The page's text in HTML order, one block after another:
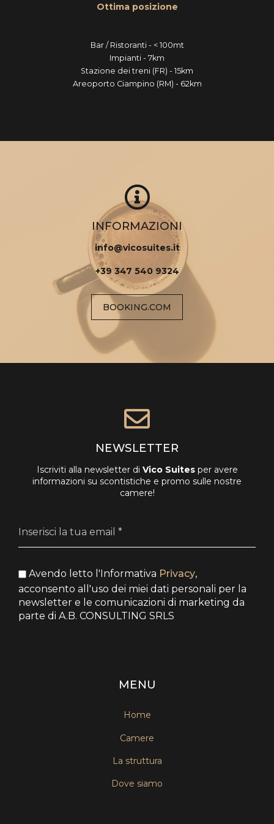
Ottima posizione
Bar / Ristoranti - < 100mt
Impianti - 7km
Stazione dei treni (FR) - 15km
Areoporto Ciampino (RM) - 62km
INFORMAZIONI
info@vicosuites.it
+39 347 540 9324
BOOKING.COM
NEWSLETTER
Iscriviti alla newsletter di Vico Suitesper avere
informazioni su scontistiche e promo sulle nostre
camere!
Avendo letto l'Informativa Privacy,
acconsento all'uso dei miei dati personali per la
newsletter e le comunicazioni di marketing da
parte di A.B. CONSULTING SRLS
MENU
Home
Camere
La struttura
Dove siamo